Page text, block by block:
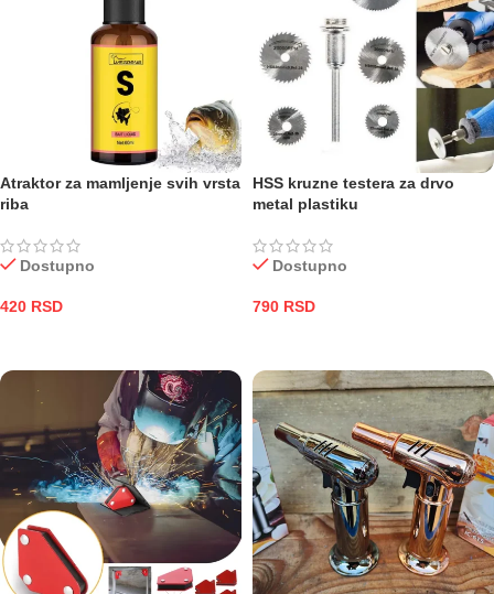
Atraktor za mamljenje svih vrsta
riba
Dostupno
420 RSD
HSS kruzne testera za drvo
metal plastiku
Dostupno
790 RSD